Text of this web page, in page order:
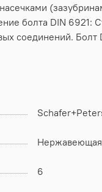
болта DIN
соединений.
Нержавеющая
6